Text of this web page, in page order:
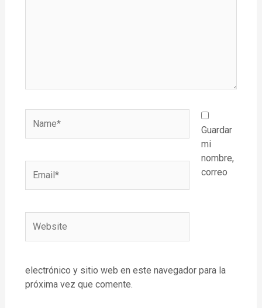
Guardar
mi
nombre,
correo
electrónico y sitio web en este navegador para la
próxima vez que comente.